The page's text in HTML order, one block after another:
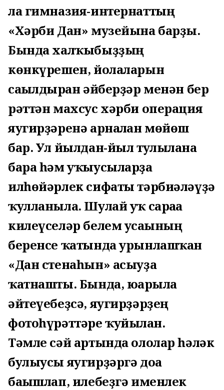
ла гимназия-интернаттың
«Хәрби Дан» музейына барҙы.
Бында халҡыбыҙҙың
көнкүрешен, йолаларын
сағылдырған әйберҙәр менән бер
рәттән махсус хәрби операция
яугирҙәренә арналған мөйөш
бар. Ул йылдан-йыл тулылана
бара һәм уҡыусыларҙа
илһөйәрлек сифаты тәрбиәләүҙә
ҡулланыла. Шулай уҡ сараға
килеүселәр белем усағының
беренсе ҡатында урынлашҡан
«Дан стенаһын» асыуҙа
ҡатнашты. Бында, юғарыла
әйтеүебеҙсә, яугирҙәрҙең
фотоһүрәттәре ҡуйылған.
Тәмле сәй артында ололар һәләк
булыусы яугирҙәргә доға
бағышлап, илебеҙгә именлек